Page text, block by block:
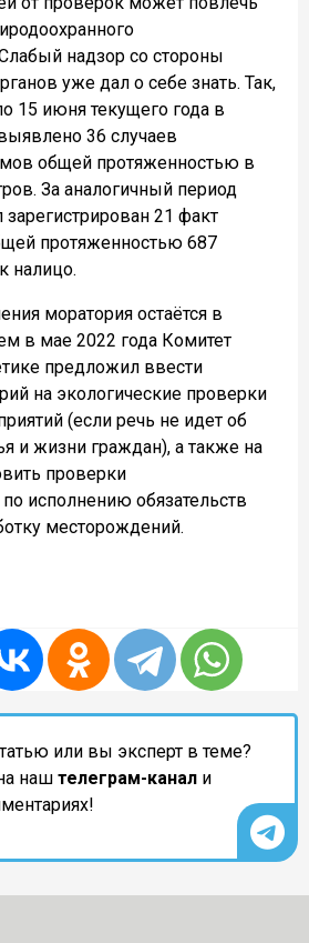
надзор со стороны
уже дал о себе знать. Так,
15 июня текущего года в
36 случаев
общей протяженностью в
За аналогичный период
21 факт
протяженностью 687
налицо.
моратория остаётся в
в мае 2022 года Комитет
предложил ввести
на экологические проверки
(если речь не идет об
и жизни граждан), а также на
проверки
исполнению обязательств
месторождений.
или вы эксперт в теме?
наш телеграм-канал и